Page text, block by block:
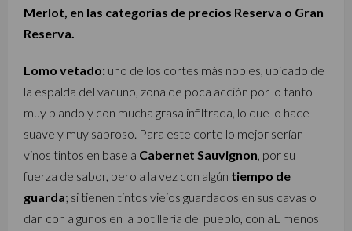
Merlot, en las categorías de precios Reserva o Gran
Reserva.
Lomo vetado: uno de los cortes más nobles, ubicado de
la espalda del vacuno, zona de poca acción por lo tanto
muy blando y con mucha grasa infiltrada, lo que lo hace
suave y muy sabroso. Para este corte lo mejor serían
vinos tintos en base a Cabernet Sauvignon, por su
fuerza de sabor, pero a la vez con algún tiempo de
guarda; si tienen tintos viejos guardados en sus cavas o
dan con algunos en la botillería del pueblo, con aL menos